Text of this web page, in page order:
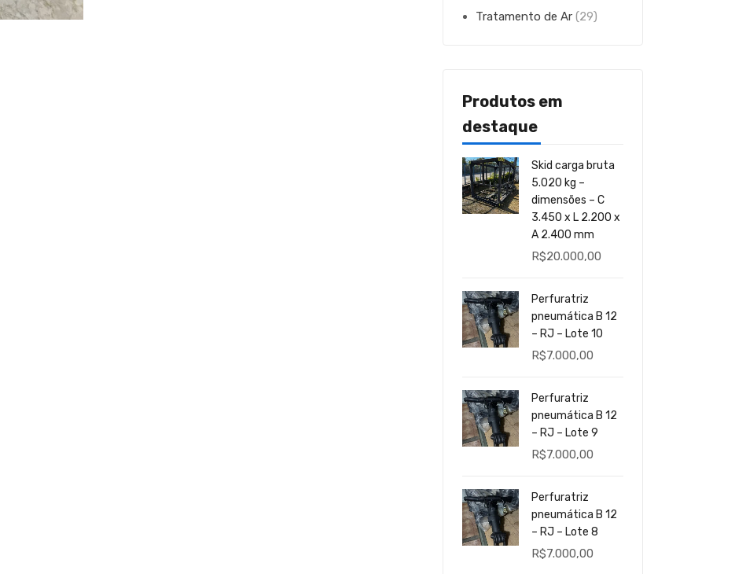
Tratamento de Ar (29)
Produtos em
destaque
Skid carga bruta
5.020 kg –
dimensões – C
3.450 x L 2.200 x
A 2.400 mm
R$20.000,00
Perfuratriz
pneumática B 12
– RJ – Lote 10
R$7.000,00
Perfuratriz
pneumática B 12
– RJ – Lote 9
R$7.000,00
Perfuratriz
pneumática B 12
– RJ – Lote 8
R$7.000,00